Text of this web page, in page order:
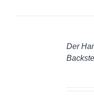
WARENKORB
Der